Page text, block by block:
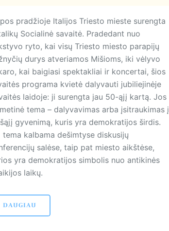
pradžioje Italijos Triesto mieste surengta
Socialinė savaitė. Pradedant nuo
ryto, kai visų Triesto miesto parapijų
durys atveriamos Mišioms, iki vėlyvo
kai baigiasi spektakliai ir koncertai, šios
programa kvietė dalyvauti jubiliejinėje
laidoje: ji surengta jau 50-ąjį kartą. Jos
tema – dalyvavimas arba įsitraukimas į
gyvenimą, kuris yra demokratijos širdis.
tema kalbama dešimtyse diskusijų
salėse, taip pat miesto aikštėse,
yra demokratijos simbolis nuo antikinės
laikų.
DAUGIAU